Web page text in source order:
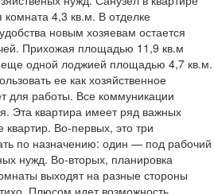
4,3 кв.м. В отделке
новым хозяевам остается
Прихожая площадью 11,9 кв.м
одной лоджией площадью 4,7 кв.м.
ее как хозяйственное
для работы. Все коммуникации
Эта квартира имеет ряд важных
Во-первых, это три
по назначению: один — под рабочий
нужд. Во-вторых, планировка
выходят на разные стороны